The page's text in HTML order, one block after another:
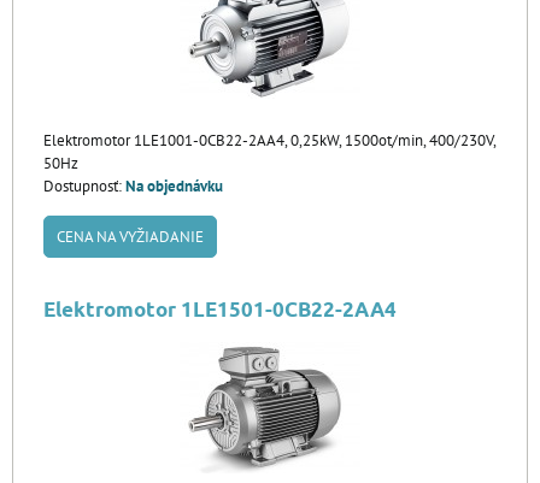
Elektromotor 1LE1001-0CB22-2AA4, 0,25kW, 1500ot/min, 400/230V,
50Hz
Dostupnosť:Na objednávku
CENA NA VYŽIADANIE
Elektromotor 1LE1501-0CB22-2AA4